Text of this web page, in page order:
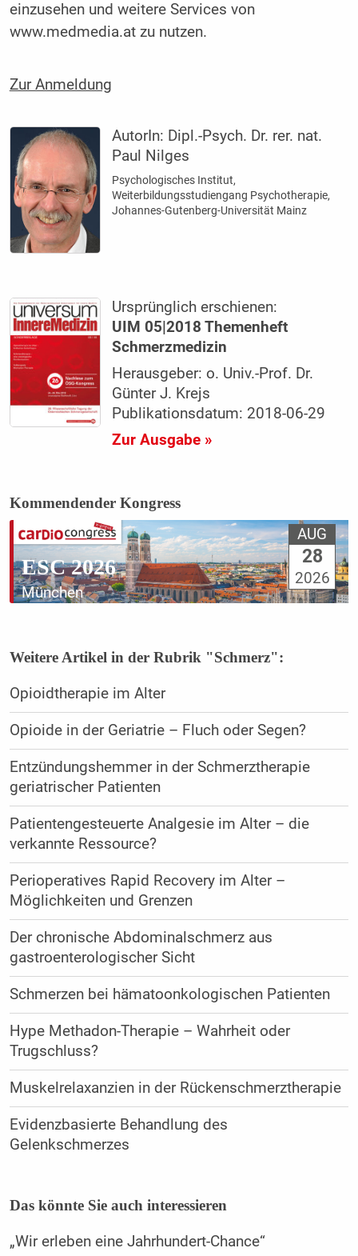
einzusehen und weitere Services von
www.medmedia.at zu nutzen.
Zur Anmeldung
AutorIn: Dipl.-Psych. Dr. rer. nat.
Paul Nilges
Psychologisches Institut,
Weiterbildungsstudiengang Psychotherapie,
Johannes-Gutenberg-Universität Mainz
Ursprünglich erschienen:
UIM 05|2018 Themenheft
Schmerzmedizin
Herausgeber: o. Univ.-Prof. Dr.
Günter J. Krejs
Publikationsdatum: 2018-06-29
Zur Ausgabe »
Kommendender Kongress
ESC 2026
München
AUG
28
2026
Weitere Artikel in der Rubrik "Schmerz":
Opioidtherapie im Alter
Opioide in der Geriatrie – Fluch oder Segen?
Entzündungshemmer in der Schmerztherapie
geriatrischer Patienten
Patientengesteuerte Analgesie im Alter – die
verkannte Ressource?
Perioperatives Rapid Recovery im Alter –
Möglichkeiten und Grenzen
Der chronische Abdominalschmerz aus
gastroenterologischer Sicht
Schmerzen bei hämatoonkologischen Patienten
Hype Methadon-Therapie – Wahrheit oder
Trugschluss?
Muskelrelaxanzien in der Rückenschmerztherapie
Evidenzbasierte Behandlung des
Gelenkschmerzes
Das könnte Sie auch interessieren
„Wir erleben eine Jahrhundert-Chance“